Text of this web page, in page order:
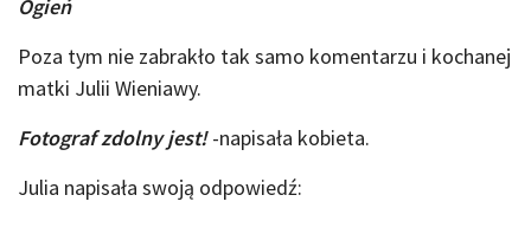
Ogień
Poza tym nie zabrakło tak samo komentarzu i kochanej
matki Julii Wieniawy.
Fotograf zdolny jest!-napisała kobieta.
Julia napisała swoją odpowiedź: